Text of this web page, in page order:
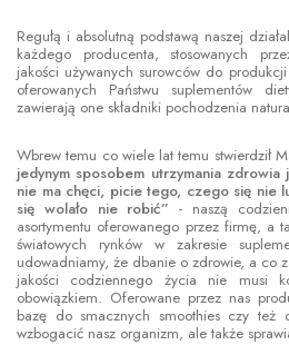
Regułą i absolutną podstawą naszej
każdego producenta, stosowanych
jakości używanych surowców do
oferowanych Państwu suplementów
zawierają one składniki pochodzenia
Wbrew temu co wiele lat temu stwierdził
jedynym sposobem utrzymania
nie ma chęci, picie tego, czego się nie
się wolało nie robić”- naszą
asortymentu oferowanego przez firmę, a
światowych rynków w zakresie
udowadniamy, że dbanie o zdrowie, a co
jakości codziennego życia nie musi
obowiązkiem. Oferowane przez nas
bazę do smacznych smoothies czy też
wzbogacić nasz organizm, ale także